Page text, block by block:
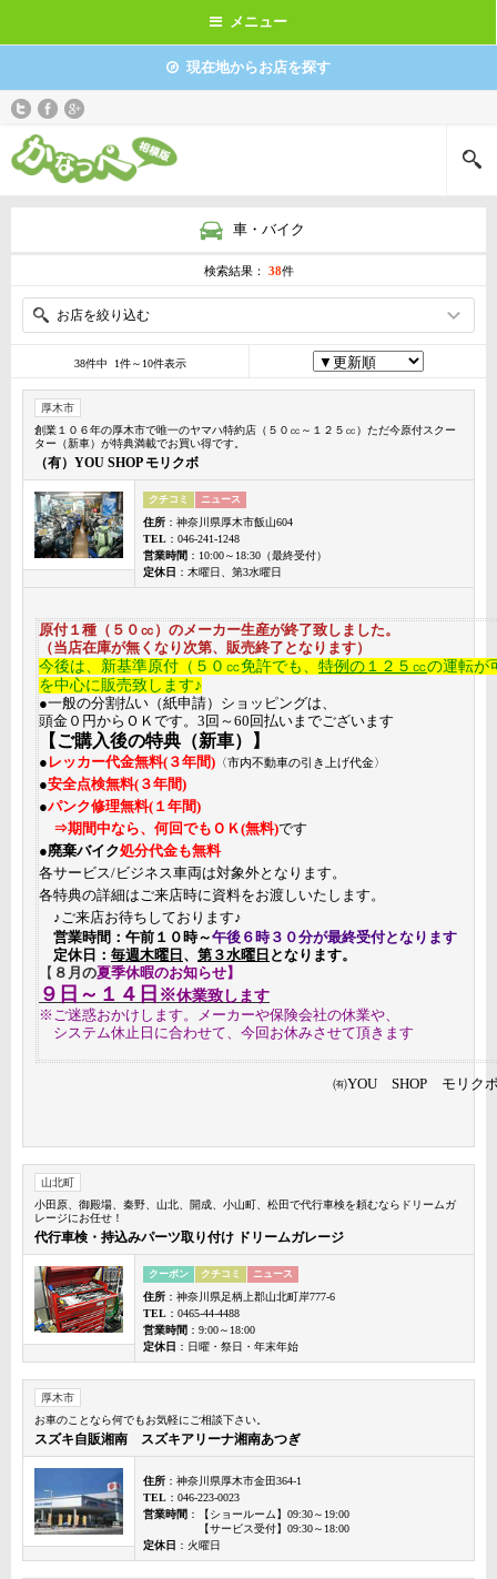
メニュー
現在地からお店を探す
車・バイク
検索結果： 38件
お店を絞り込む
38件中 1件～10件表示
厚木市
創業１０６年の厚木市で唯一のヤマハ特約店（５０㏄～１２５㏄）ただ今原付スクー
ター（新車）が特典満載でお買い得です。
（有）YOU SHOP モリクボ
クチコミ ニュース
住所 ：神奈川県厚木市飯山604
TEL ：046-241-1248
営業時間 ：10:00～18:30（最終受付）
定休日 ：木曜日、第3水曜日
原付１種（５０㏄）のメーカー生産が終了致しました。
（当店在庫が無くなり次第、販売終了となります）
今後は、新基準原付（５０㏄免許でも、 特例の１２５㏄の運転が
を中心に販売致します♪
●一般の分割払い（紙申請）ショッピングは、
頭金０円からＯＫです。3回～60回払いまでございます
【ご購入後の特典（新車）】
● レッカー代金無料(３年間) 〈市内不動車の引き上げ代金〉
●安全点検無料(３年間)
●パンク修理無料(１年間)
⇒期間中なら、何回でもＯＫ(無料)です
●廃棄バイク処分代金も無料
各サービス/ビジネス車両は対象外となります。
各特典の詳細はご来店時に資料をお渡しいたします。
♪ご来店お待ちしております♪
営業時間：午前１０時～午後６時３０分が最終受付となります
定休日： 毎週木曜日 、 第３水曜日 となります。
【 ８月の夏季休暇のお知らせ】
９日～１４日 ※休業致します
※ご迷惑おかけします。メーカーや保険会社の休業や、
システム休止日に合わせて、今回お休みさせて頂きます
㈲YOU SHOP モリク
山北町
小田原、御殿場、秦野、山北、開成、小山町、松田で代行車検を頼むならドリームガ
レージにお任せ！
代行車検・持込みパーツ取り付け ドリームガレージ
クーポン クチコミ ニュース
住所 ：神奈川県足柄上郡山北町岸777-6
TEL ：0465-44-4488
営業時間 ：9:00～18:00
定休日 ：日曜・祭日・年末年始
厚木市
お車のことなら何でもお気軽にご相談下さい。
スズキ自販湘南 スズキアリーナ湘南あつぎ
住所 ：神奈川県厚木市金田364-1
TEL ：046-223-0023
営業時間 ：【ショールーム】09:30～19:00
【サービス受付】09:30～18:00
定休日 ：火曜日